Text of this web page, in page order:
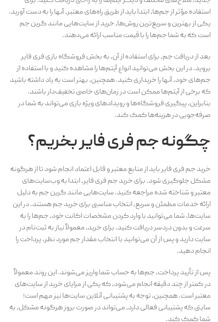
استفاده مؤثر از جم‌ها، ابتدا باید از طریق راه‌های معتبر، آنها را به دست آورید.
یکی از بهترین و سریع‌ترین روش‌ها، خرید از سایت‌هایی مانند گرین جم
است که به شما جم‌ها را با قیمت مناسب ارائه می‌دهند.
بعد از دریافت جم، برای استفاده از آن، به بخش فروشگاه بازی فری فایر
بروید. در این بخش می‌توانید انواع آیتم‌ها را مشاهده کنید و با استفاده از
جم‌های خود، آنها را خریداری کنید. همچنین، بهتر است به یاد داشته باشید
که برخی از آیتم‌ها ممکن است در زمان‌های خاصی تخفیف‌دار باشند.
بنابراین، پیگیری فروشگاه‌ها و رویدادهای ویژه بازی می‌تواند به شما در
صرفه‌جویی در هزینه‌ها کمک کند.
چگونه جم فری فایر بخریم؟
خرید جم فری فایر باید از منابع معتبر و قابل اعتماد انجام شود تا از هرگونه
مشکل جلوگیری شود. برای خرید جم فری فایر، ابتدا به وب‌سایت‌های
معتبر و شناخته شده مراجعه کنید. سایت‌هایی مانند گرین جم به دلیل
ارائه خدمات مطمئن و سریع، انتخاب مناسبی برای خرید جم هستند. در این
سایت‌ها، شما می‌توانید با وارد کردن مشخصات اکانت خود، جم‌ها را به
سرعت و بدون دردسر دریافت کنید. برای خرید، معمولاً نیاز به ثبت‌نام در
سایت دارید و پس از آن می‌توانید با انتخاب مقدار جم مورد نظر، پرداخت را
انجام دهید.
پس از تأیید پرداخت، جم‌ها به حساب شما واریز می‌شوند. این روند معمولاً
در کمتر از چند دقیقه انجام می‌شود، که یکی از مزایای خرید از سایت‌های
معتبر است. همچنین، توجه به پشتیبانی آنلاین سایت‌ها نیز مهم است؛
سایتی که پشتیبانی فعالی دارد، می‌تواند در صورت بروز هرگونه مشکل، به
شما کمک کند.